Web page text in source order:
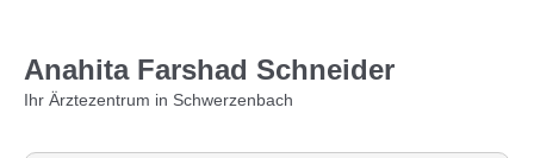
Anahita Farshad Schneider
Ihr Ärztezentrum in Schwerzenbach